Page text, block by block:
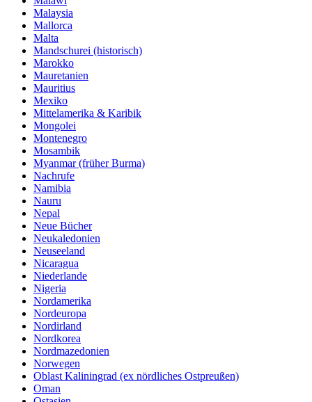
Malaysia
Mallorca
Malta
Mandschurei (historisch)
Marokko
Mauretanien
Mauritius
Mexiko
Mittelamerika & Karibik
Mongolei
Montenegro
Mosambik
Myanmar (früher Burma)
Nachrufe
Namibia
Nauru
Nepal
Neue Bücher
Neukaledonien
Neuseeland
Nicaragua
Niederlande
Nigeria
Nordamerika
Nordeuropa
Nordirland
Nordkorea
Nordmazedonien
Norwegen
Oblast Kaliningrad (ex nördliches Ostpreußen)
Oman